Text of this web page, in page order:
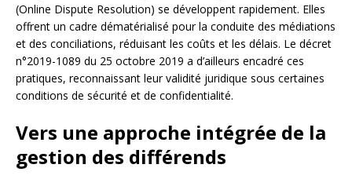
(Online Dispute Resolution) se développent rapidement. Elles
offrent un cadre dématérialisé pour la conduite des médiations
et des conciliations, réduisant les coûts et les délais. Le décret
n°2019-1089 du 25 octobre 2019 a d’ailleurs encadré ces
pratiques, reconnaissant leur validité juridique sous certaines
conditions de sécurité et de confidentialité.
Vers une approche intégrée de la
gestion des différends